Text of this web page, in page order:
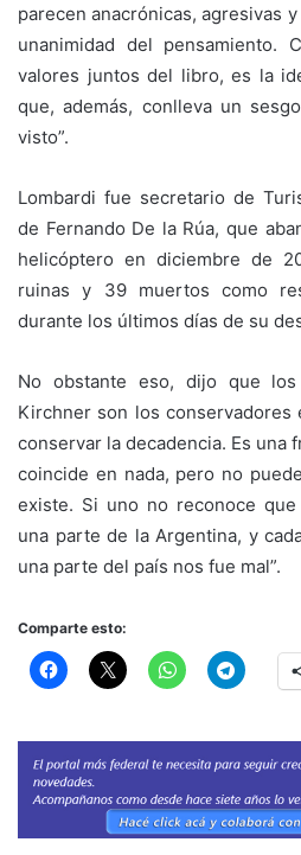
parecen anacrónicas, agresivas
unanimidad del pensamiento.
valores juntos del libro, es la
que, además, conlleva un
visto”.
Lombardi fue secretario de
de Fernando De la Rúa, que
helicóptero en diciembre de
ruinas y 39 muertos como
durante los últimos días de su
No obstante eso, dijo que
Kirchner son los conservadores
conservar la decadencia. Es una
coincide en nada, pero no
existe. Si uno no reconoce
una parte de la Argentina, y
una parte del país nos fue mal”.
Comparte esto: